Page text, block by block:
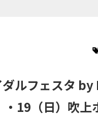
ルフェスタ
19（日）吹上